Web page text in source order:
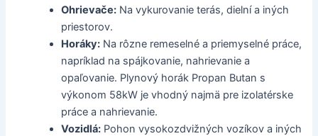
Ohrievače: Na vykurovanie terás, dielní a iných
priestorov.
Horáky: Na rôzne remeselné a priemyselné práce,
napríklad na spájkovanie, nahrievanie a
opaľovanie. Plynový horák Propan Butan s
výkonom 58kW je vhodný najmä pre izolatérske
práce a nahrievanie.
Vozidlá: Pohon vysokozdvižných vozíkov a iných